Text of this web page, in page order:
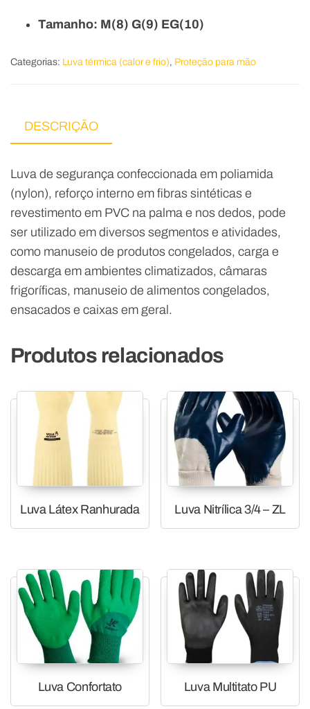
Tamanho: M(8) G(9) EG(10)
Categorias: Luva térmica (calor e frio), Proteção para mão
DESCRIÇÃO
Luva de segurança confeccionada em poliamida
(nylon), reforço interno em fibras sintéticas e
revestimento em PVC na palma e nos dedos, pode
ser utilizado em diversos segmentos e atividades,
como manuseio de produtos congelados, carga e
descarga em ambientes climatizados, câmaras
frigoríficas, manuseio de alimentos congelados,
ensacados e caixas em geral.
Produtos relacionados
Luva Látex Ranhurada Luva Nitrílica 3/4 – ZL
Luva Confortato Luva Multitato PU